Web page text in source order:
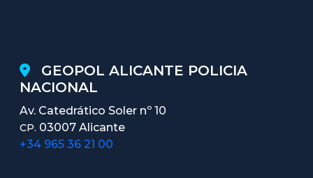
GEOPOL ALICANTE POLICIA
NACIONAL
Av. Catedrático Soler nº 10
CP. 03007 Alicante
+34 965 36 21 00